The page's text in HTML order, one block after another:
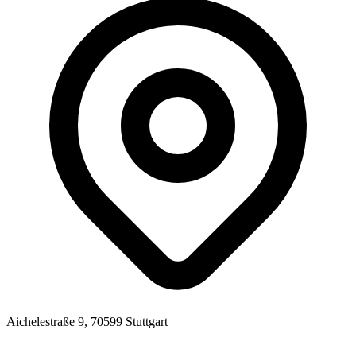
Aichelestraße 9, 70599 Stuttgart